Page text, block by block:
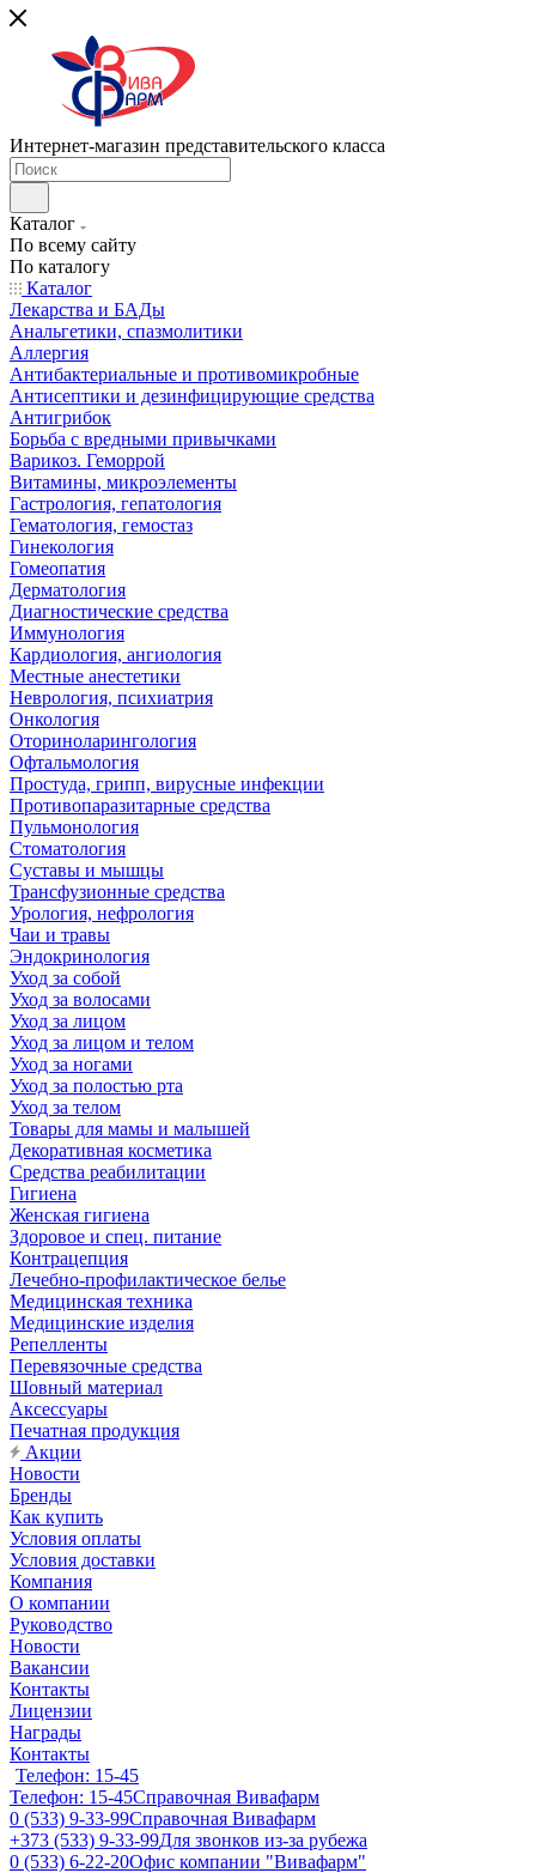
Интернет-магазин представительского класса
Каталог
По всему сайту
По каталогу
Каталог
Лекарства и БАДы
Анальгетики, спазмолитики
Аллергия
Антибактериальные и противомикробные
Антисептики и дезинфицирующие средства
Антигрибок
Борьба с вредными привычками
Варикоз. Геморрой
Витамины, микроэлементы
Гастрология, гепатология
Гематология, гемостаз
Гинекология
Гомеопатия
Дерматология
Диагностические средства
Иммунология
Кардиология, ангиология
Местные анестетики
Неврология, психиатрия
Онкология
Оториноларингология
Офтальмология
Простуда, грипп, вирусные инфекции
Противопаразитарные средства
Пульмонология
Стоматология
Суставы и мышцы
Трансфузионные средства
Урология, нефрология
Чаи и травы
Эндокринология
Уход за собой
Уход за волосами
Уход за лицом
Уход за лицом и телом
Уход за ногами
Уход за полостью рта
Уход за телом
Товары для мамы и малышей
Декоративная косметика
Средства реабилитации
Гигиена
Женская гигиена
Здоровое и спец. питание
Контрацепция
Лечебно-профилактическое белье
Медицинская техника
Медицинские изделия
Репелленты
Перевязочные средства
Шовный материал
Аксессуары
Печатная продукция
Акции
Новости
Бренды
Как купить
Условия оплаты
Условия доставки
Компания
О компании
Руководство
Новости
Вакансии
Контакты
Лицензии
Награды
Контакты
Телефон: 15-45
Телефон: 15-45Справочная Вивафарм
0 (533) 9-33-99Справочная Вивафарм
+373 (533) 9-33-99Для звонков из-за рубежа
0 (533) 6-22-20Офис компании "Вивафарм"